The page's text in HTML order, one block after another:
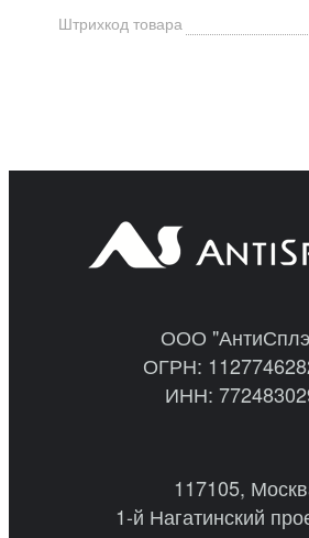
Штрихкод товара
ООО
ОГРН:
ИНН:
117105,
1-й Нагатинский